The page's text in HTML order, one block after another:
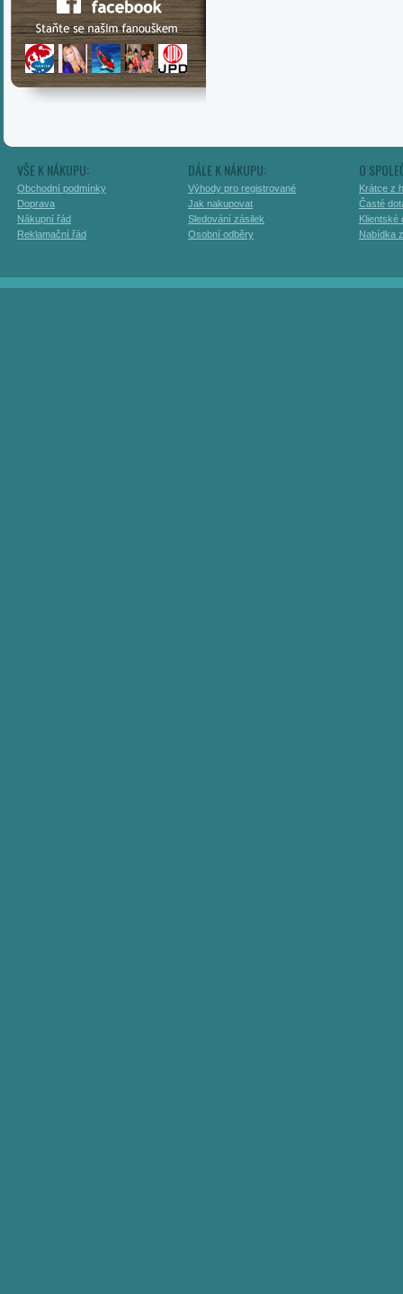
VŠE K NÁKUPU:
Obchodní podmínky
Doprava
Nákupní řád
Reklamační řád
DÁLE K NÁKUPU:
Výhody pro registrované
Jak nakupovat
Sledování zásilek
Osobní odběry
O
Krátce z
Časté
Klientské
Nabídka